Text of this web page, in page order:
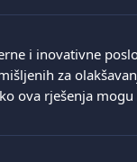
i inovativne
za
ova rješenja